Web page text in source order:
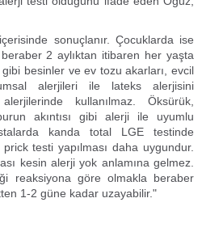
sonuçlanır. Çocuklarda ise
2 aylıktan itibaren her yaşta
besinler ve ev tozu akarları, evcil
alerjileri ile lateks alerjisini
kullanılmaz. Öksürük,
akıntısı gibi alerji ile uyumlu
kanda total LGE testinde
testi yapılması daha uygundur.
kesin alerji yok anlamına gelmez.
reaksiyona göre olmakla beraber
1-2 güne kadar uzayabilir."